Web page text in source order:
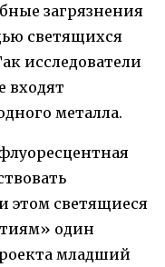
загрязнения
светящихся
исследователи
входят
металла.
этом светящиеся
один
младший